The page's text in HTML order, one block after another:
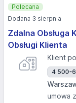
Zdalna Obsługa
Obsługi Klienta
Klient
4 500-6
umowa
Polecana
Dodana 3 sierpnia